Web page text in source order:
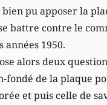
bien pu apposer la
battre contre le
années 1950.
alors deux
fondé de la plaque
et puis celle de